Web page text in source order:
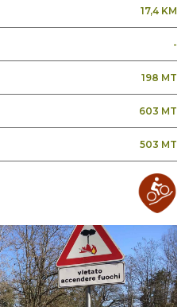
17,4 KM
-
198 MT
603 MT
503 MT